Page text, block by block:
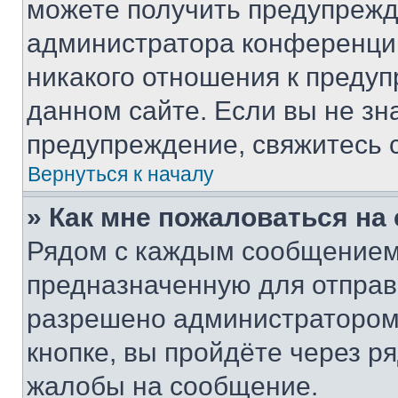
можете получить
администратора
никакого отношения к
данном сайте. Если вы не
предупреждение,
Вернуться к началу
» Как мне пожаловаться
Рядом с каждым сообщением
предназначенную для
разрешено
кнопке, вы пройдёте через
жалобы на сообщение.